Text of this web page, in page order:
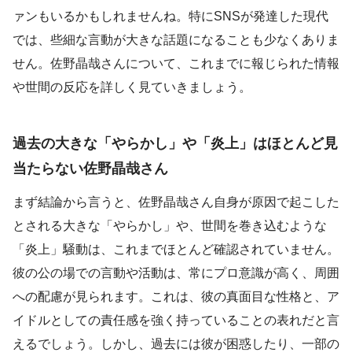
ァンもいるかもしれませんね。特にSNSが発達した現代
では、些細な言動が大きな話題になることも少なくありま
せん。佐野晶哉さんについて、これまでに報じられた情報
や世間の反応を詳しく見ていきましょう。
過去の大きな「やらかし」や「炎上」はほとんど見
当たらない佐野晶哉さん
まず結論から言うと、佐野晶哉さん自身が原因で起こした
とされる大きな「やらかし」や、世間を巻き込むような
「炎上」騒動は、これまでほとんど確認されていません。
彼の公の場での言動や活動は、常にプロ意識が高く、周囲
への配慮が見られます。これは、彼の真面目な性格と、ア
イドルとしての責任感を強く持っていることの表れだと言
えるでしょう。しかし、過去には彼が困惑したり、一部の